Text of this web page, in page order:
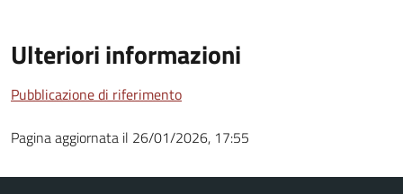
Ulteriori informazioni
Pubblicazione di riferimento
Pagina aggiornata il 26/01/2026, 17:55